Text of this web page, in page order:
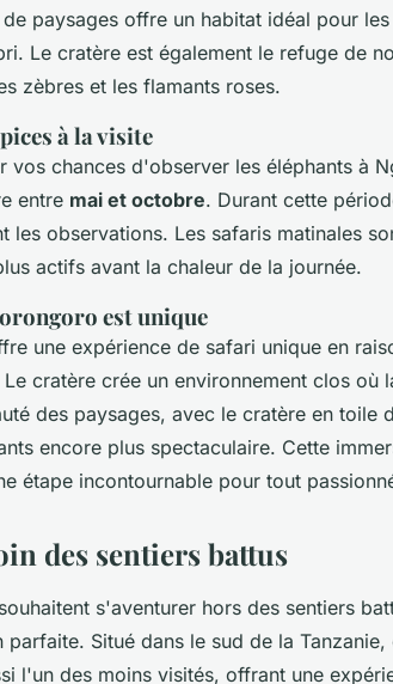
paysages offre un habitat idéal pour
Le cratère est également le refuge de
zèbres et les flamants roses.
à la visite
vos chances d'observer les éléphants à
entre mai et octobre. Durant cette
les observations. Les safaris matinales
actifs avant la chaleur de la journée.
est unique
une expérience de safari unique en
cratère crée un environnement clos où
des paysages, avec le cratère en toile
encore plus spectaculaire. Cette
étape incontournable pour tout
des sentiers battus
s'aventurer hors des sentiers
parfaite. Situé dans le sud de la
l'un des moins visités, offrant une